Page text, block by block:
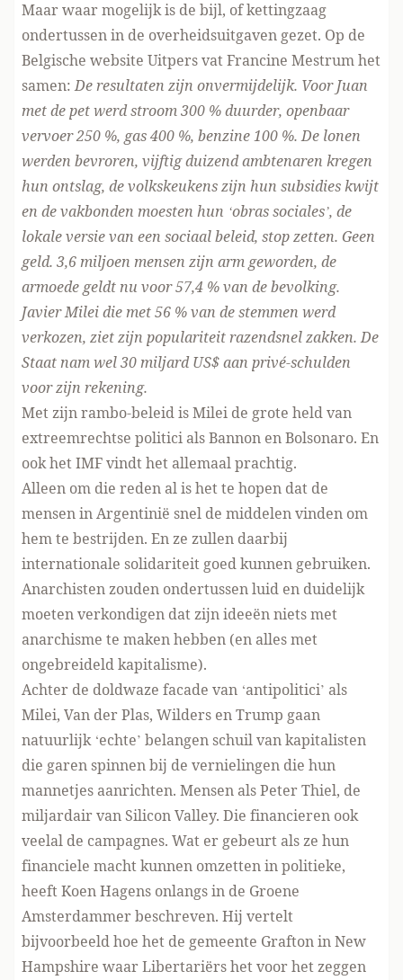
Maar waar mogelijk is de bijl, of kettingzaag
ondertussen in de overheidsuitgaven gezet. Op de
Belgische website Uitpersvat Francine Mestrum het
samen:De resultaten zijn onvermijdelijk. Voor Juan
met de pet werd stroom 300 % duurder, openbaar
vervoer 250 %, gas 400 %, benzine 100 %. De lonen
werden bevroren, vijftig duizend ambtenaren kregen
hun ontslag, de volkskeukens zijn hun subsidies kwijt
en de vakbonden moesten hun ‘obras sociales’, de
lokale versie van een sociaal beleid, stop zetten. Geen
geld. 3,6 miljoen mensen zijn arm geworden, de
armoede geldt nu voor 57,4 % van de bevolking.
Javier Milei die met 56 % van de stemmen werd
verkozen, ziet zijn populariteit razendsnel zakken. De
Staat nam wel 30 miljard US$ aan privé-schulden
voor zijn rekening.
Met zijn rambo-beleid is Milei de grote held van
extreemrechtse politici als Bannon en Bolsonaro. En
ook het IMF vindt het allemaal prachtig.
Alleen om die reden al is het te hopen dat de
mensen in Argentinië snel de middelen vinden om
hem te bestrijden. En ze zullen daarbij
internationale solidariteit goed kunnen gebruiken.
Anarchisten zouden ondertussen luid en duidelijk
moeten verkondigen dat zijn ideeën niets met
anarchisme te maken hebben (en alles met
ongebreideld kapitalisme).
Achter de doldwaze facade van ‘antipolitici’ als
Milei, Van der Plas, Wilders en Trump gaan
natuurlijk ‘echte’ belangen schuil van kapitalisten
die garen spinnen bij de vernielingen die hun
mannetjes aanrichten. Mensen als Peter Thiel, de
miljardair van Silicon Valley. Die financieren ook
veelal de campagnes. Wat er gebeurt als ze hun
financiele macht kunnen omzetten in politieke,
heeft Koen Hagens onlangsin de Groene
Amsterdammerbeschreven. Hij vertelt
bijvoorbeeld hoe het de gemeente Grafton in New
Hampshire waar Libertariërs het voor het zeggen